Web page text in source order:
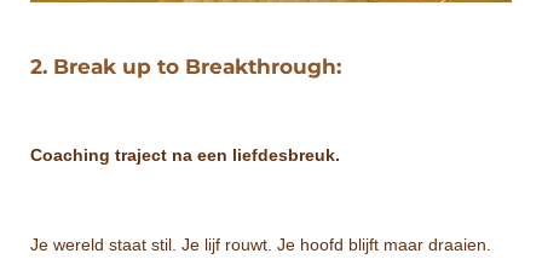
2. Break up to Breakthrough:
Coaching traject na een liefdesbreuk.
Je wereld staat stil. Je lijf rouwt. Je hoofd blijft maar draaien.